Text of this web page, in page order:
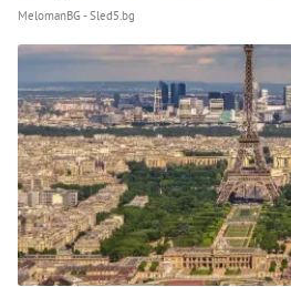
MelomanBG - Sled5.bg